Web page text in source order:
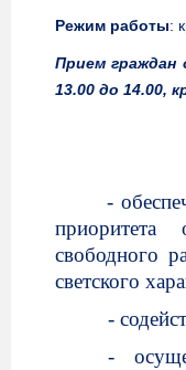
Режим работы:
Прием граждан
13.00 до 14.00,
-
приоритета
свободного
светского
-
-